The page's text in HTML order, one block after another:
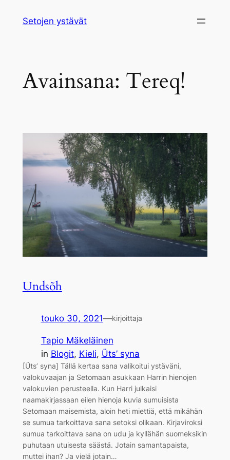
sisältöön
Setojen ystävät
Avainsana: Tereq!
Undsõh
touko 30, 2021—kirjoittaja
Tapio Mäkeläinen
in Blogit, Kieli, Üts’ syna
[Üts’ syna] Tällä kertaa sana valikoitui ystäväni,
valokuvaajan ja Setomaan asukkaan Harrin hienojen
valokuvien perusteella. Kun Harri julkaisi
naamakirjassaan eilen hienoja kuvia sumuisista
Setomaan maisemista, aloin heti miettiä, että mikähän
se sumua tarkoittava sana setoksi olikaan. Kirjaviroksi
sumua tarkoittava sana on udu ja kyllähän suomeksikin
puhutaan utuisesta säästä. Jotain samantapaista,
muttei ihan? Ja vielä jotain…